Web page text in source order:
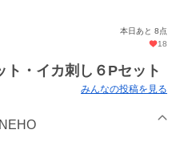
本日あと 8点
18
・イカ刺し６Pセット
みんなの投稿を見る